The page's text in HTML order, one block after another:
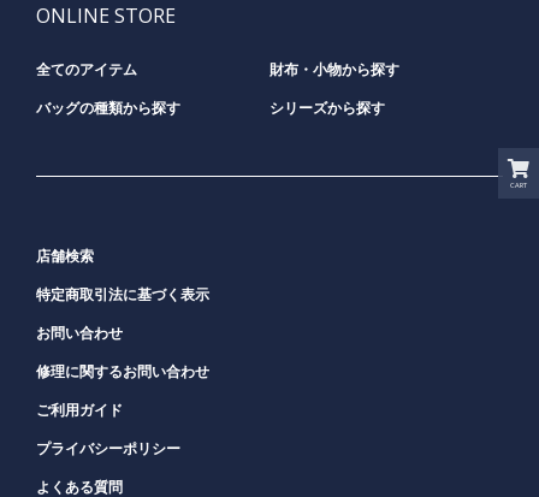
CART
ONLINE STORE
全てのアイテム 財布・小物から探す
バッグの種類から探す シリーズから探す
店舗検索
特定商取引法に基づく表示
お問い合わせ
修理に関するお問い合わせ
ご利用ガイド
プライバシーポリシー
よくある質問